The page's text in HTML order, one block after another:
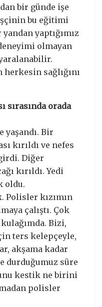
bir günde işe
işçinin bu eğitimi
yaptığımız
olmayan
sağlığını
sırasında orada
yaşandı. Bir
kırıldı ve nefes
Diğer
kırıldı. Yedi
oldu.
Polisler kızımın
çalıştı. Çok
Bizi,
ters kelepçeyle,
akşama kadar
durduğumuz süre
kestik ne birini
polisler